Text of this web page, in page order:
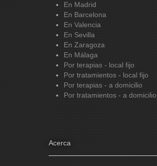
En Madrid
En Barcelona
En Valencia
En Sevilla
En Zaragoza
En Málaga
Por terapias - local fijo
Por tratamientos - local fijo
Por terapias - a domicilio
Por tratamientos - a domicilio
Acerca